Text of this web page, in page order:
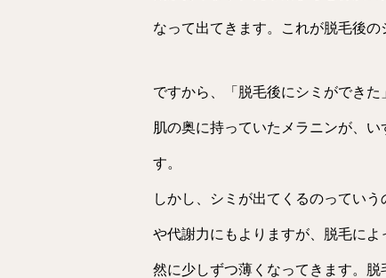
なって出てきます。これが脱毛後の
ですから、「脱毛後にシミができ
肌の奥に持っていたメラニンが、
す。
しかし、シミが出てくるのってい
や代謝力にもよりますが、脱毛に
然に少しずつ薄くなってきます。